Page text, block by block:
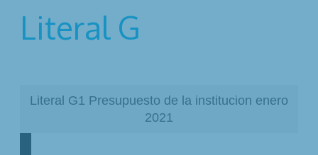
Literal G
Literal G1 Presupuesto de la institucion enero
2021